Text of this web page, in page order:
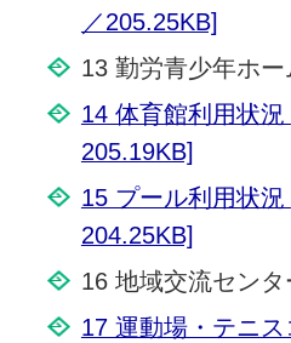
／205.25KB]
13 勤労青少年ホ
14 体育館利用状況
205.19KB]
15 プール利用状況
204.25KB]
16 地域交流セン
17 運動場・テニ